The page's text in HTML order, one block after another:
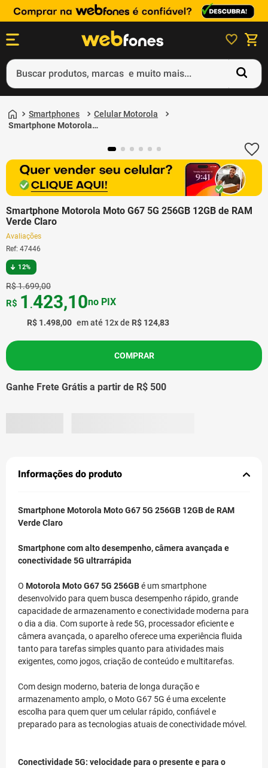
Buscar produtos, marcas e muito mais...
Smartphones
Celular Motorola
Smartphone Motorola
Smartphone Motorola Moto G67 5G 256GB 12GB de RAM
Verde Claro
Avaliações
Ref: 47446
12%
R$1.699,00
R$ 1.498,00 em até 12x de R$ 124,83
R$ 1 .423,10no PIX
COMPRAR
Ganhe Frete Grátis a partir de R$ 500
Informações do produto
Smartphone Motorola Moto G67 5G 256GB 12GB de RAM
Verde Claro
Smartphone com alto desempenho, câmera avançada e
conectividade 5G ultrarrápida
O Motorola Moto G67 5G 256GBé um smartphone
desenvolvido para quem busca desempenho rápido, grande
capacidade de armazenamento e conectividade moderna para
o dia a dia. Com suporte à rede 5G, processador eficiente e
câmera avançada, o aparelho oferece uma experiência fluida
tanto para tarefas simples quanto para atividades mais
exigentes, como jogos, criação de conteúdo e multitarefas.
Com design moderno, bateria de longa duração e
armazenamento amplo, o Moto G67 5G é uma excelente
escolha para quem quer um celular rápido, confiável e
preparado para as tecnologias atuais de conectividade móvel.
Conectividade 5G: velocidade para o presente e para o
2º
gift card
4º
ps4
5º notebook